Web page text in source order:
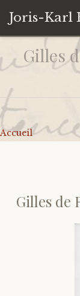
Joris-Karl
Accéder
au
principal
Accueil
Collection
Ouvrages
Univers
Gilles
Accueil
Gilles de